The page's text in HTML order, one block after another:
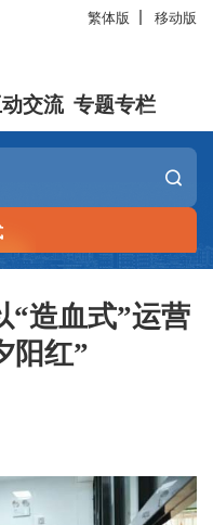
繁体版 移动版
交流 专题专栏
“造血式”运营
阳红”